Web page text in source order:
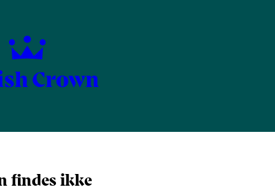
findes ikke